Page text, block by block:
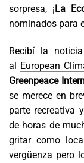
sorpresa, ¡La
nominados para
Recibí la
al European
Greenpeace
se merece en
parte recreativa
de horas de
gritar como
vergüenza pero